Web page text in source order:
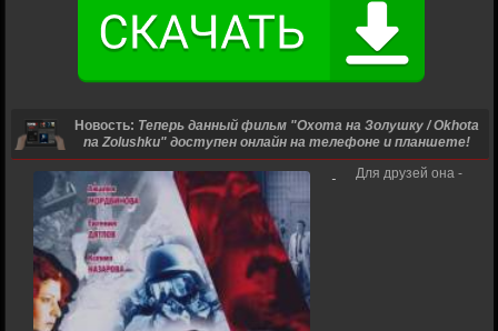
Новость: Теперь данный фильм "Охота на Золушку / Okhota
na Zolushku" доступен онлайн на телефоне и планшете!
Для друзей она -